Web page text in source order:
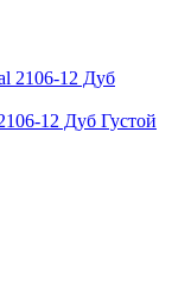
12 Дуб Густой